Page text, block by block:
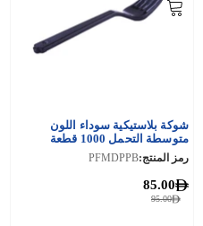
شوكة بلاستيكية سوداء اللون
متوسطة التحمل 1000 قطعة
رمز المنتج:PFMDPPB
95.00
85.00